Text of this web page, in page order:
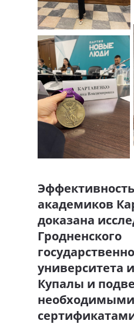
академиков
доказана
Гродненского
университета
Купалы и
необходимыми